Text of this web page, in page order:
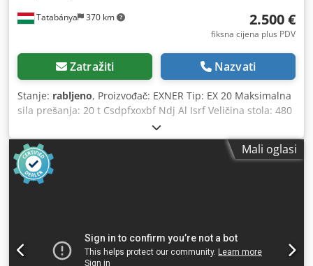
Tatabánya 370 km 2.500 €
fiksna cijena plus PDV
Zatražiti Nazvati
Stanje: rabljeno, Proizvođač: EXNER Tip: EX 20 Maksimalna
sila prešanja: 20 t Csdpfxoxbf Ndj Al Isrf Veličina stola: 480
x 350 mm Maksimalna visina alata: 230 mm
Mali oglasi